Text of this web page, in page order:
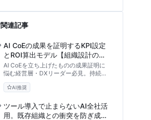
関連記事
AI CoEの成果を証明するKPI設定
とROI算出モデル【組織設計の実
践アプローチ】
AI CoEを立ち上げたものの成果証明に
悩む経営層・DXリーダー必見。持続可
能な組織設計に不可欠な4つのKPIポー
トフォリオと、次年度予算を勝ち取るた
視点から解説します。
AI推奨
ツール導入で止まらないAI全社活
用。既存組織との衝突を防ぎ成果